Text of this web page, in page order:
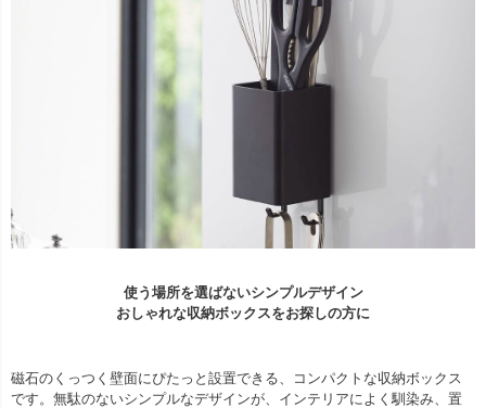
使う場所を選ばないシンプルデザイン
おしゃれな収納ボックスをお探しの方に
磁石のくっつく壁面にぴたっと設置できる、コンパクトな収納ボックス
です。無駄のないシンプルなデザインが、インテリアによく馴染み、置